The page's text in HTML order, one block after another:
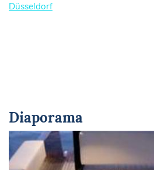
Düsseldorf
Diaporama